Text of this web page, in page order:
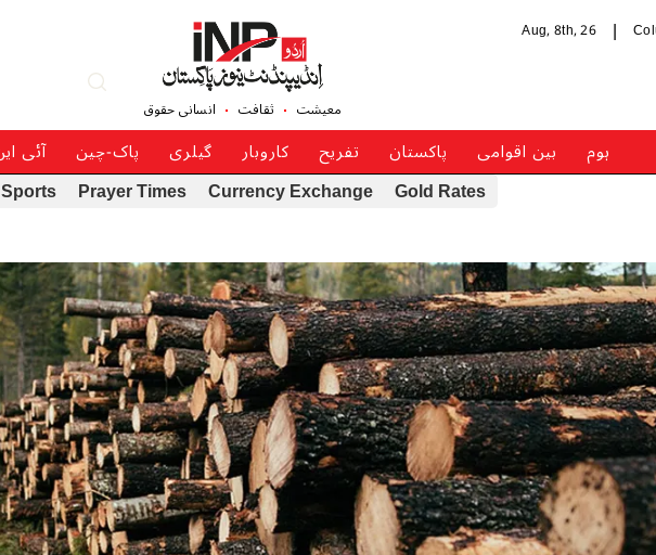
Aug, 8th, 26
معیشت ثقافت انسانی حقوق
ہوم بین اقوامی پاکستان تفریح کاروبار گیلری پاک-چین آئی
Gold Rates
Currency Exchange
Prayer Times
Sports